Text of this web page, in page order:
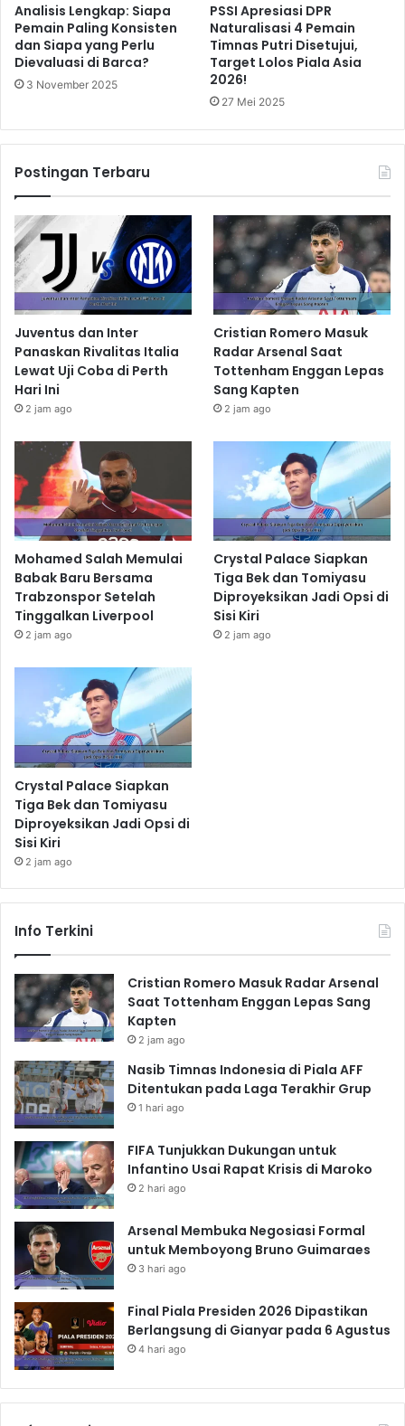
Analisis Lengkap: Siapa
Pemain Paling Konsisten
dan Siapa yang Perlu
Dievaluasi di Barca?
3 November 2025
PSSI Apresiasi DPR
Naturalisasi 4 Pemain
Timnas Putri Disetujui,
Target Lolos Piala Asia
2026!
27 Mei 2025
Postingan Terbaru
Juventus dan Inter
Panaskan Rivalitas Italia
Lewat Uji Coba di Perth
Hari Ini
2 jam ago
Cristian Romero Masuk
Radar Arsenal Saat
Tottenham Enggan Lepas
Sang Kapten
2 jam ago
Mohamed Salah Memulai
Babak Baru Bersama
Trabzonspor Setelah
Tinggalkan Liverpool
2 jam ago
Crystal Palace Siapkan
Tiga Bek dan Tomiyasu
Diproyeksikan Jadi Opsi di
Sisi Kiri
2 jam ago
Crystal Palace Siapkan
Tiga Bek dan Tomiyasu
Diproyeksikan Jadi Opsi di
Sisi Kiri
2 jam ago
Info Terkini
Cristian Romero Masuk Radar Arsenal
Saat Tottenham Enggan Lepas Sang
Kapten
2 jam ago
Nasib Timnas Indonesia di Piala AFF
Ditentukan pada Laga Terakhir Grup
1 hari ago
FIFA Tunjukkan Dukungan untuk
Infantino Usai Rapat Krisis di Maroko
2 hari ago
Arsenal Membuka Negosiasi Formal
untuk Memboyong Bruno Guimaraes
3 hari ago
Final Piala Presiden 2026 Dipastikan
Berlangsung di Gianyar pada 6 Agustus
4 hari ago